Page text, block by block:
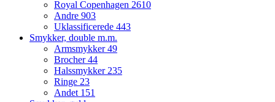
Royal Copenhagen 2610
Andre 903
Uklassificerede 443
Smykker, double m.m.
Armsmykker49
Brocher44
Halssmykker 235
Ringe 23
Andet 151